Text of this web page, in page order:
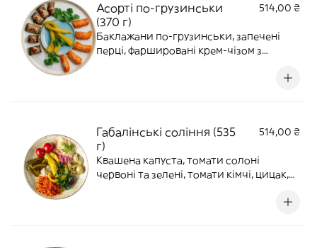
копченої вишні.
Асорті по-грузинськи
(370 г)
514,00 ₴
Баклажани по-грузинськи, запечені
перці, фаршировані крем-чізом з
Габалінські соління (535
г)
514,00 ₴
Квашена капуста, томати солоні
червоні та зелені, томати кімчі, цицак,